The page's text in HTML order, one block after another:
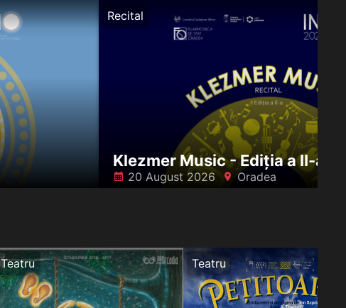
Recital
Klezmer Music - Ediția a II-a
󰸗 20 August 2026 󰍎 Oradea
Teatru Teatru